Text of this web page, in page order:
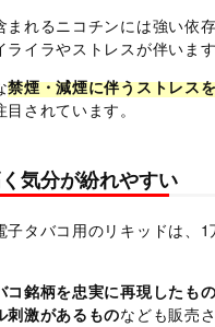
れるニコチンには強い依
イラやストレスが伴います
禁煙・減煙に伴うストレス
目されています。
気分が紛れやすい
子タバコ用のリキッドは、1
コ銘柄を忠実に再現したも
刺激があるものなども販売